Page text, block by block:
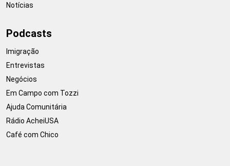
Notícias
Podcasts
Imigração
Entrevistas
Negócios
Em Campo com Tozzi
Ajuda Comunitária
Rádio AcheiUSA
Café com Chico